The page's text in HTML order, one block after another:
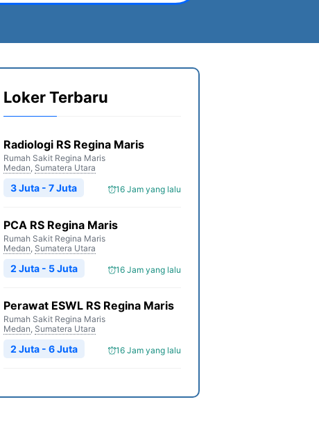
Loker Terbaru
Radiologi RS Regina Maris
Rumah Sakit Regina Maris
Medan, Sumatera Utara
16 Jam yang lalu
3 Juta - 7 Juta
PCA RS Regina Maris
Rumah Sakit Regina Maris
Medan, Sumatera Utara
16 Jam yang lalu
2 Juta - 5 Juta
Perawat ESWL RS Regina Maris
Rumah Sakit Regina Maris
Medan, Sumatera Utara
16 Jam yang lalu
2 Juta - 6 Juta